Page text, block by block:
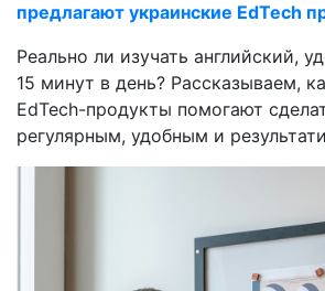
предлагают украинские EdTech
Реально ли изучать английский,
15 минут в день? Рассказываем,
EdTech-продукты помогают
регулярным, удобным и